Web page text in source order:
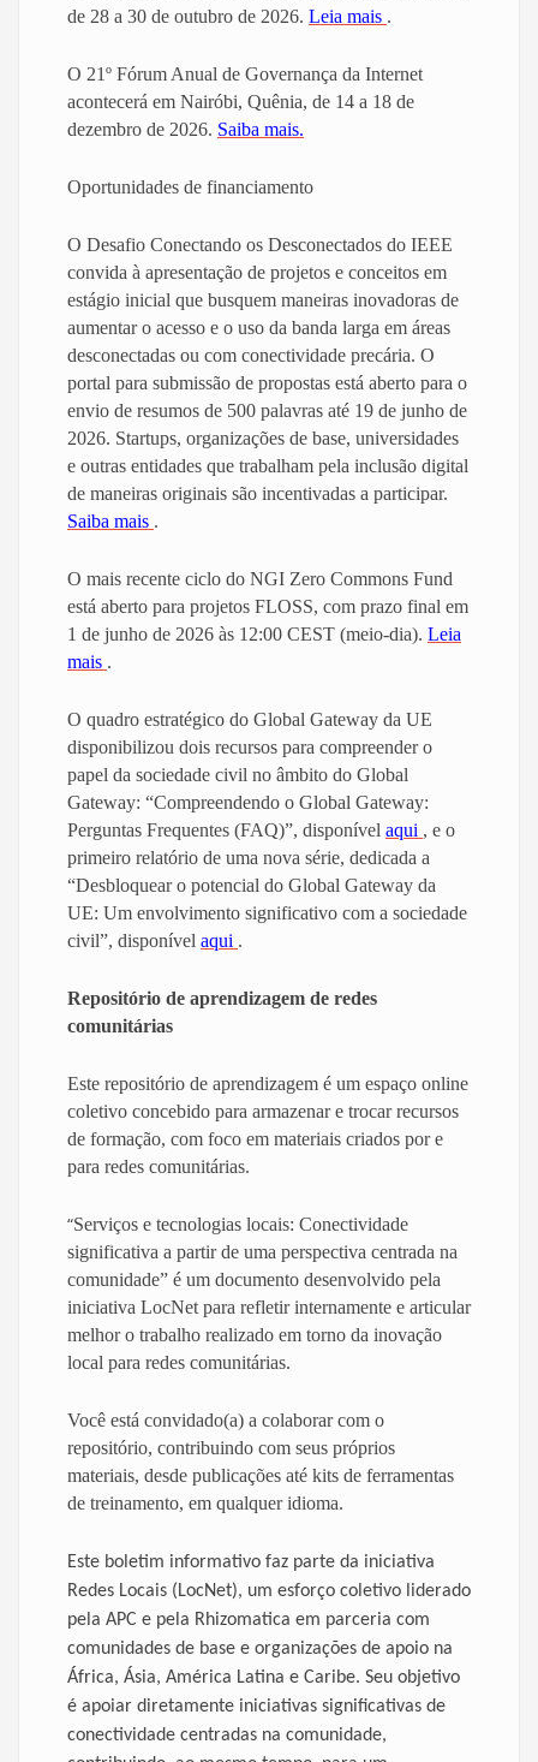
de 28 a 30 de outubro de 2026. Leia mais .
O 21º Fórum Anual de Governança da Internet
acontecerá em Nairóbi, Quênia, de 14 a 18 de
dezembro de 2026. Saiba mais.
Oportunidades de financiamento
O Desafio Conectando os Desconectados do IEEE
convida à apresentação de projetos e conceitos em
estágio inicial que busquem maneiras inovadoras de
aumentar o acesso e o uso da banda larga em áreas
desconectadas ou com conectividade precária. O
portal para submissão de propostas está aberto para o
envio de resumos de 500 palavras até 19 de junho de
2026. Startups, organizações de base, universidades
e outras entidades que trabalham pela inclusão digital
de maneiras originais são incentivadas a participar.
Saiba mais .
O mais recente ciclo do NGI Zero Commons Fund
está aberto para projetos FLOSS, com prazo final em
1 de junho de 2026 às 12:00 CEST (meio-dia). Leia
mais .
O quadro estratégico do Global Gateway da UE
disponibilizou dois recursos para compreender o
papel da sociedade civil no âmbito do Global
Gateway: “Compreendendo o Global Gateway:
Perguntas Frequentes (FAQ)”, disponível aqui , e o
primeiro relatório de uma nova série, dedicada a
“Desbloquear o potencial do Global Gateway da
UE: Um envolvimento significativo com a sociedade
civil”, disponível aqui .
Repositório de aprendizagem de redes
comunitárias
Este repositório de aprendizagem é um espaço online
coletivo concebido para armazenar e trocar recursos
de formação, com foco em materiais criados por e
para redes comunitárias.
“Serviços e tecnologias locais: Conectividade
significativa a partir de uma perspectiva centrada na
comunidade” é um documento desenvolvido pela
iniciativa LocNet para refletir internamente e articular
melhor o trabalho realizado em torno da inovação
local para redes comunitárias.
Você está convidado(a) a colaborar com o
repositório, contribuindo com seus próprios
materiais, desde publicações até kits de ferramentas
de treinamento, em qualquer idioma.
Este boletim informativo faz parte da iniciativa
Redes Locais (LocNet), um esforço coletivo liderado
pela APC e pela Rhizomatica em parceria com
comunidades de base e organizações de apoio na
África, Ásia, América Latina e Caribe. Seu objetivo
é apoiar diretamente iniciativas significativas de
conectividade centradas na comunidade,